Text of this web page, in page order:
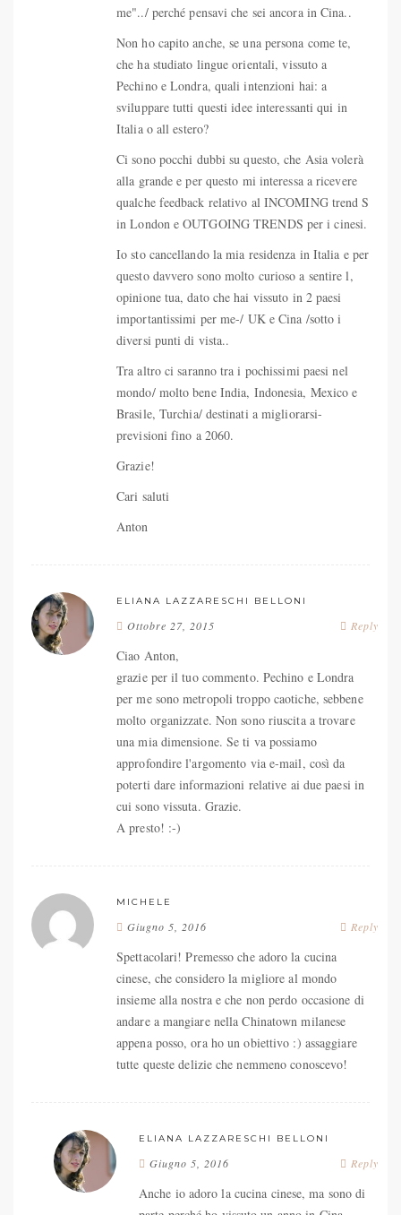
me"../ perché pensavi che sei ancora in Cina..
Non ho capito anche, se una persona come te,
che ha studiato lingue orientali, vissuto a
Pechino e Londra, quali intenzioni hai: a
sviluppare tutti questi idee interessanti qui in
Italia o all estero?
Ci sono pocchi dubbi su questo, che Asia volerà
alla grande e per questo mi interessa a ricevere
qualche feedback relativo al INCOMING trend S
in London e OUTGOING TRENDS per i cinesi.
Io sto cancellando la mia residenza in Italia e per
questo davvero sono molto curioso a sentire l,
opinione tua, dato che hai vissuto in 2 paesi
importantissimi per me-/ UK e Cina /sotto i
diversi punti di vista..
Tra altro ci saranno tra i pochissimi paesi nel
mondo/ molto bene India, Indonesia, Mexico e
Brasile, Turchia/ destinati a migliorarsi-
previsioni fino a 2060.
Grazie!
Cari saluti
Anton
ELIANA LAZZARESCHI BELLONI
Reply
Ottobre 27, 2015
Ciao Anton,
grazie per il tuo commento. Pechino e Londra
per me sono metropoli troppo caotiche, sebbene
molto organizzate. Non sono riuscita a trovare
una mia dimensione. Se ti va possiamo
approfondire l'argomento via e-mail, così da
poterti dare informazioni relative ai due paesi in
cui sono vissuta. Grazie.
A presto! :-)
MICHELE
Reply
Giugno 5, 2016
Spettacolari! Premesso che adoro la cucina
cinese, che considero la migliore al mondo
insieme alla nostra e che non perdo occasione di
andare a mangiare nella Chinatown milanese
appena posso, ora ho un obiettivo :) assaggiare
tutte queste delizie che nemmeno conoscevo!
ELIANA LAZZARESCHI BELLONI
Reply
Giugno 5, 2016
Anche io adoro la cucina cinese, ma sono di